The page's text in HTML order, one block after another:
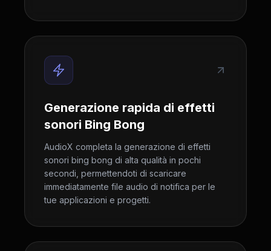
Generazione rapida di effetti
sonori Bing Bong
AudioX completa la generazione di effetti
sonori bing bong di alta qualità in pochi
secondi, permettendoti di scaricare
immediatamente file audio di notifica per le
tue applicazioni e progetti.